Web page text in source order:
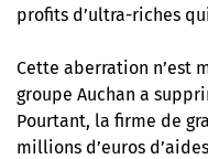
profits d’ultra-riches
Cette aberration n’est
groupe Auchan a
Pourtant, la firme de
millions d’euros